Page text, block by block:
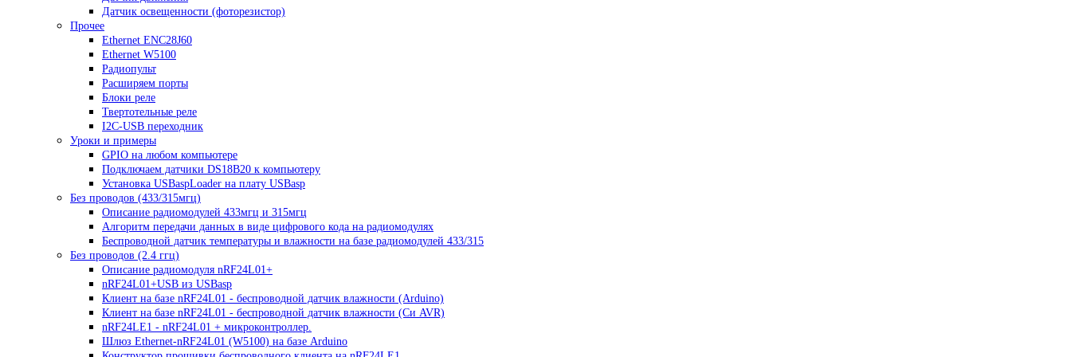
Датчик освещенности (фоторезистор)
Прочее
Ethernet ENC28J60
Ethernet W5100
Радиопульт
Расширяем порты
Блоки реле
Твертотельные реле
I2C-USB переходник
Уроки и примеры
GPIO на любом компьютере
Подключаем датчики DS18B20 к компьютеру
Установка USBaspLoader на плату USBasp
Без проводов (433/315мгц)
Описание радиомодулей 433мгц и 315мгц
Алгоритм передачи данных в виде цифрового кода на радиомодулях
Беспроводной датчик температуры и влажности на базе радиомодулей 433/315
Без проводов (2.4 ггц)
Описание радиомодуля nRF24L01+
nRF24L01+USB из USBasp
Клиент на базе nRF24L01 - беспроводной датчик влажности (Arduino)
Клиент на базе nRF24L01 - беспроводной датчик влажности (Си AVR)
nRF24LE1 - nRF24L01 + микроконтроллер.
Шлюз Ethernet-nRF24L01 (W5100) на базе Arduino